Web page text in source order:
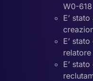
W0-618
E’
E’
E’